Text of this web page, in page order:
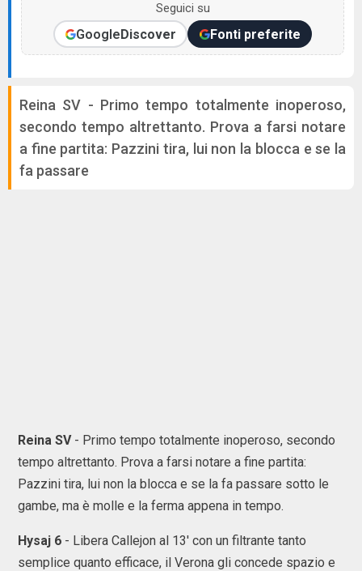
Seguici su
GoogleDiscover Fonti preferite
Reina SV - Primo tempo totalmente inoperoso,
secondo tempo altrettanto. Prova a farsi notare
a fine partita: Pazzini tira, lui non la blocca e se la
fa passare
Reina SV- Primo tempo totalmente inoperoso, secondo
tempo altrettanto. Prova a farsi notare a fine partita:
Pazzini tira, lui non la blocca e se la fa passare sotto le
gambe, ma è molle e la ferma appena in tempo.
Hysaj 6 - Libera Callejon al 13' con un filtrante tanto
semplice quanto efficace, il Verona gli concede spazio e